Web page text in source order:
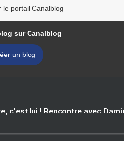
le portail Canalblog
sur Canalblog
un blog
c'est lui ! Rencontre avec